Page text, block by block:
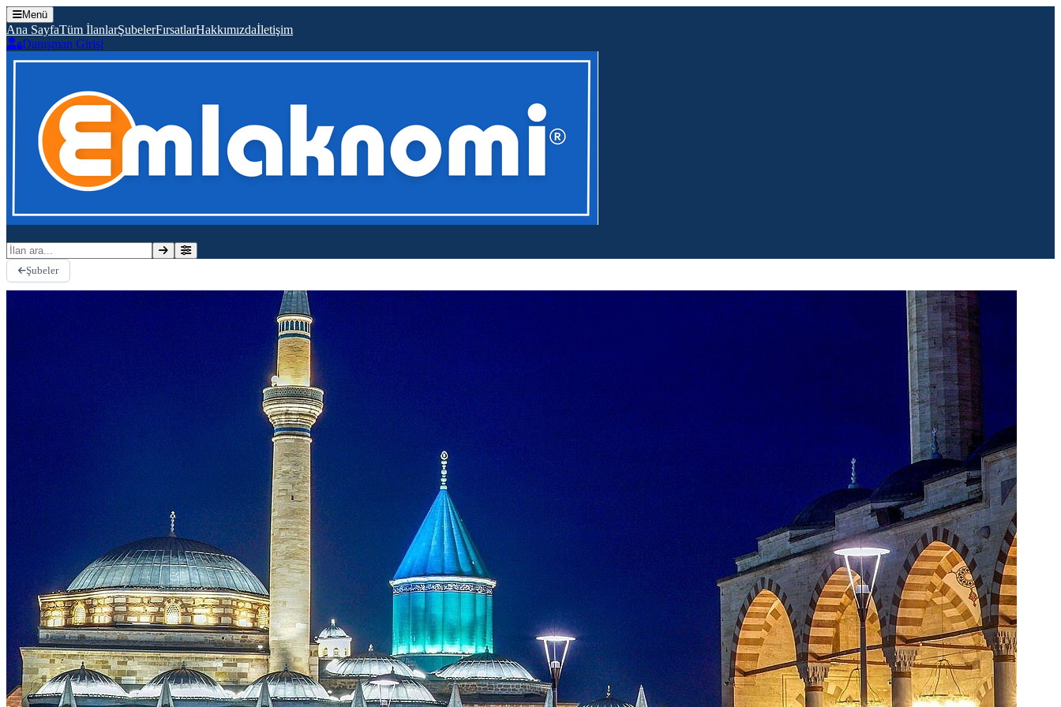
Menü
Ana SayfaTüm İlanlarŞubelerFırsatlarHakkımızdaİletişim
Danışman Girişi
İlan ara
Şubeler